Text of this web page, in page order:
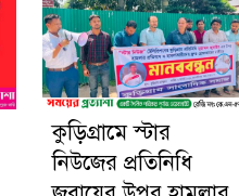
কুড়িগ্রামে স্টার
নিউজের প্রতিনিধি